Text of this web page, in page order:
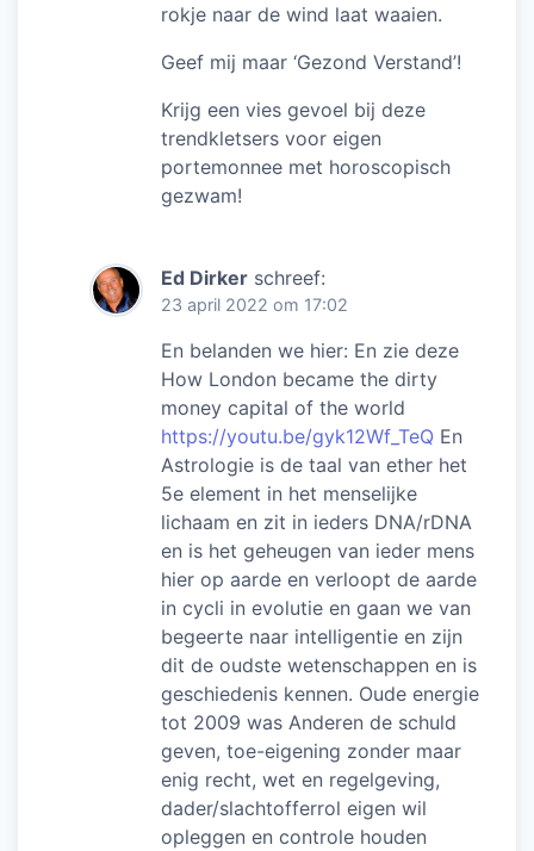
rokje naar de wind laat waaien.
Geef mij maar ‘Gezond Verstand’!
Krijg een vies gevoel bij deze
trendkletsers voor eigen
portemonnee met horoscopisch
gezwam!
Ed Dirker schreef:
23 april 2022 om 17:02
En belanden we hier: En zie deze
How London became the dirty
money capital of the world
https://youtu.be/gyk12Wf_TeQ En
Astrologie is de taal van ether het
5e element in het menselijke
lichaam en zit in ieders DNA/rDNA
en is het geheugen van ieder mens
hier op aarde en verloopt de aarde
in cycli in evolutie en gaan we van
begeerte naar intelligentie en zijn
dit de oudste wetenschappen en is
geschiedenis kennen. Oude energie
tot 2009 was Anderen de schuld
geven, toe-eigening zonder maar
enig recht, wet en regelgeving,
dader/slachtofferrol eigen wil
opleggen en controle houden